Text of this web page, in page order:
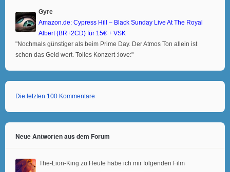
Gyre
Amazon.de: Cypress Hill – Black Sunday Live At The Royal
Albert (BR+2CD) für 15€ + VSK
"Nochmals günstiger als beim Prime Day. Der Atmos Ton allein ist
schon das Geld wert. Tolles Konzert :love:"
Die letzten 100 Kommentare
Neue Antworten aus dem Forum
The-Lion-King zu Heute habe ich mir folgenden Film